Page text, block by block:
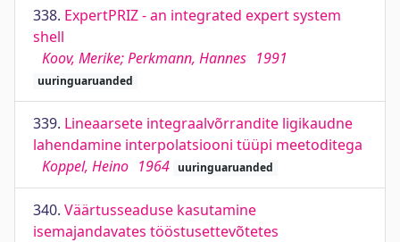
338. ExpertPRIZ - an integrated expert system
shell
Koov, Merike; Perkmann, Hannes 1991
uuringuaruanded
339. Lineaarsete integraalvõrrandite ligikaudne
lahendamine interpolatsiooni tüüpi meetoditega
Koppel, Heino 1964 uuringuaruanded
340. Väärtusseaduse kasutamine
isemajandavates tööstusettevõtetes